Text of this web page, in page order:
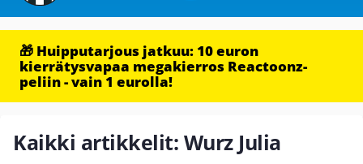
🎁 Huipputarjous jatkuu: 10 euron
kierrätysvapaa megakierros Reactoonz-
peliin - vain 1 eurolla!
Kaikki artikkelit: Wurz Julia